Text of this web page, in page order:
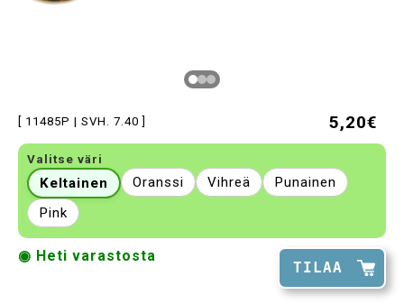
[ 11485P | SVH. 7.40 ] 5,20€
Valitse väri
Keltainen Oranssi Vihreä
Punainen
Pink
TILAA
◉ Heti varastosta